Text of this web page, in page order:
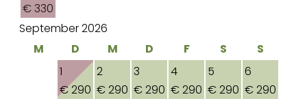
€ 330
September 2026
M
D M D F S
S
1
€ 290
2
€ 290
3
€ 290
4
€ 290
5
€ 290
6
€ 290